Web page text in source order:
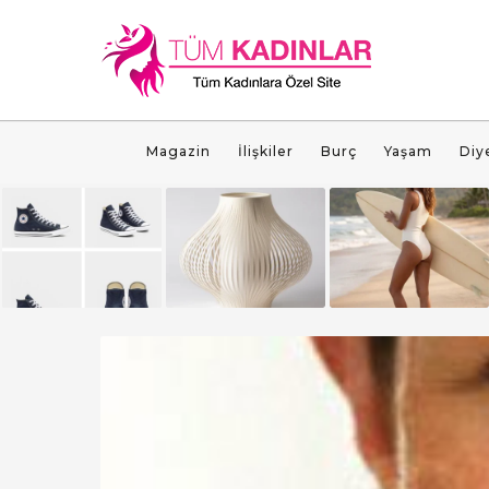
Magazin İlişkiler Burç Yaşam